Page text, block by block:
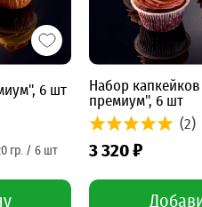
6 шт
Набор
премиум", 6 шт
(2)
3 320 ₽